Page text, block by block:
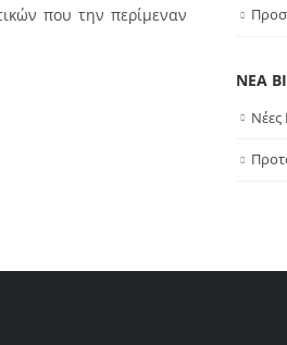
που την περίμεναν
ΝΕΑ
Νέες